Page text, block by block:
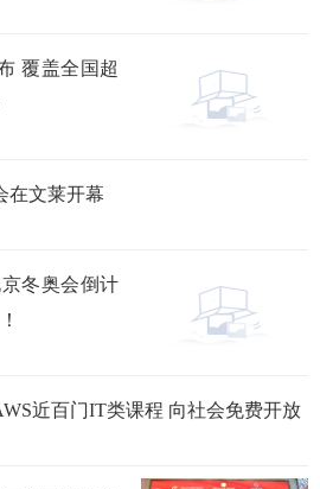
覆盖全国超
在文莱开幕
冬奥会倒计
近百门IT类课程 向社会免费开放